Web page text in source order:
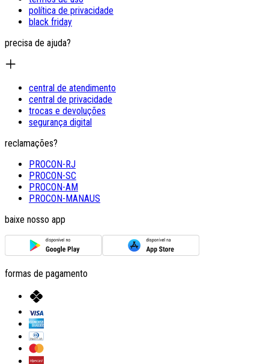
política de privacidade
black friday
precisa de ajuda?
central de atendimento
central de privacidade
trocas e devoluções
segurança digital
reclamações?
PROCON-RJ
PROCON-SC
PROCON-AM
PROCON-MANAUS
baixe nosso app
formas de pagamento